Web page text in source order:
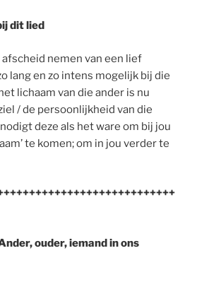
dit lied
nemen van een lief
lang en zo intens mogelijk bij die
lichaam van die ander is nu
/ de persoonlijkheid van die
deze als het ware om bij jou
te komen; om in jou verder te
ouder, iemand in ons